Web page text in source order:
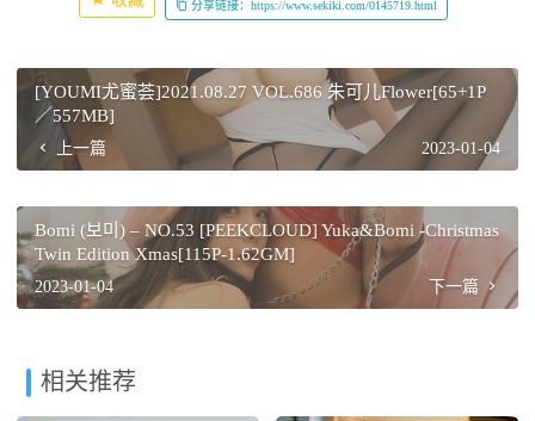
分享链接：https://www.sekiki.com/0145719.html
[YOUMI尤蜜荟]2021.08.27 VOL.686 朱可儿Flower[65+1P
／557MB]
上一篇 2023-01-04
Bomi (보미) – NO.53 [PEEKCLOUD] Yuka&Bomi -Christmas
Twin Edition Xmas[115P-1.62GM]
2023-01-04 下一篇
相关推荐